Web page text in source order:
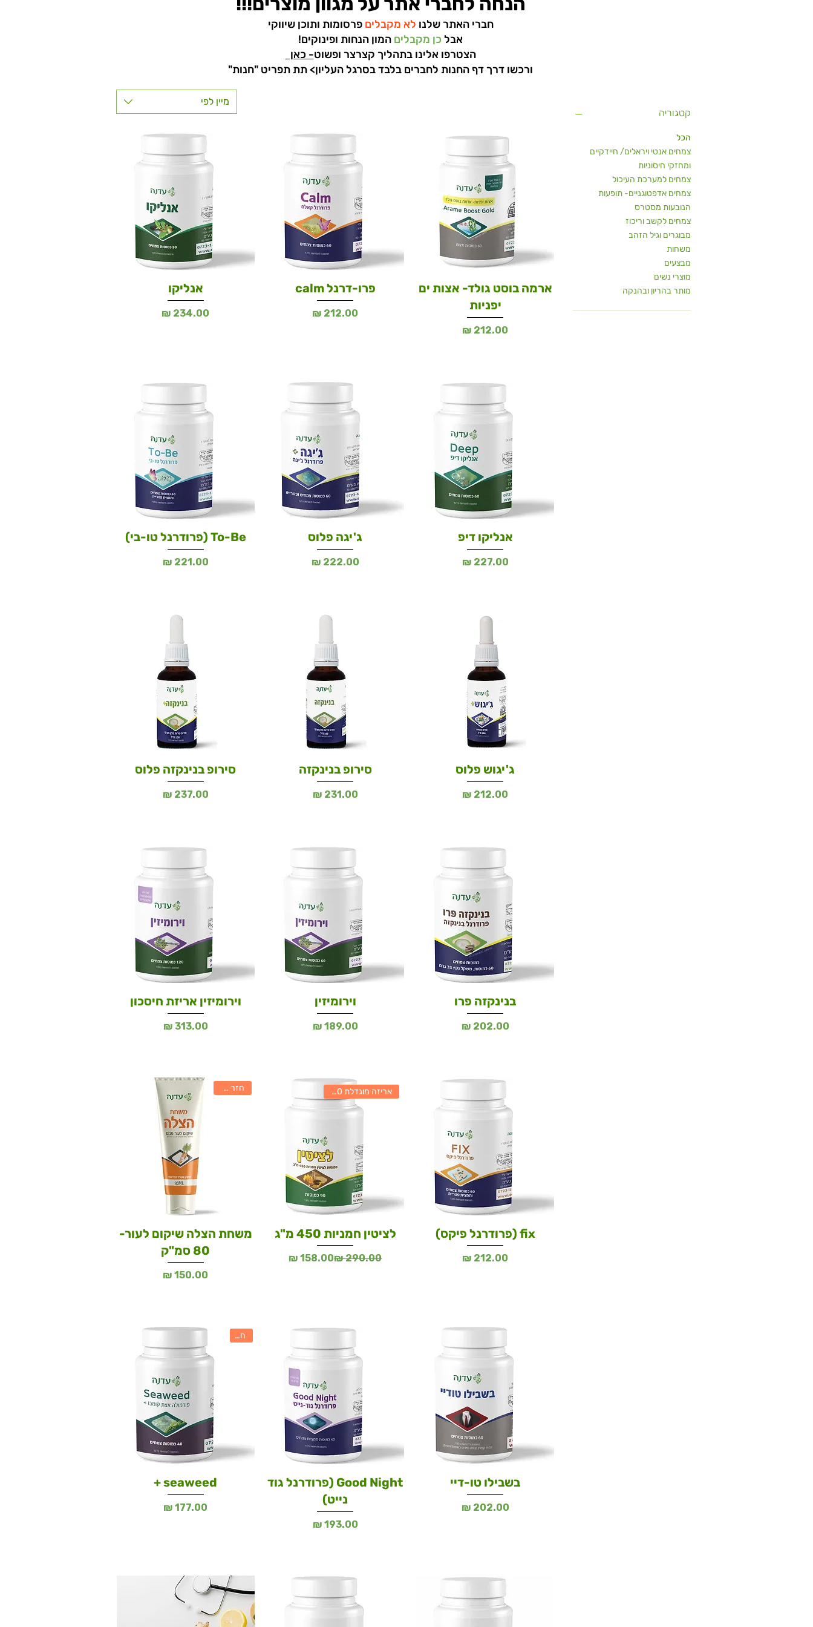
חברי האתר שלנו לא מקבלים פרסומות ותוכן שיווקי
אבל כן מקבלים המון הנחות ופינוקים!
הצטרפו אלינו בתהליך קצרצר ופשוט- כאן
ורכשו דרך דף החנות לחברים בלבד בסרגל העליון> תת תפריט "חנות"
קטגוריה
הכל
צמחים אנטי ויראלים/ חיידקיים
ומחזקי חיסוניות
צמחים למערכת העיכול
צמחים אדפטוגניים- תופעות
הנובעות מסטרס
צמחים לקשב וריכוז
מבוגרים וגיל הזהב
משחות
מבצעים
מוצרי נשים
מותר בהריון ובהנקה
מיין לפי
ארמה בוסט גולד- אצות ים
יפניות
מחיר
פרו-דרנל calm
מחיר
אנליקו
מחיר
אנליקו דיפ
מחיר
ג'יגה פלוס
מחיר
To-Be (פרודרנל טו-בי)
מחיר
ג'יגוש פלוס
מחיר
סירופ בנינקזה
מחיר
סירופ בנינקזה פלוס
מחיר
בנינקזה פרו
מחיר
וירומיזין
מחיר
וירומיזין אריזת חיסכון
מחיר
fix (פרודרנל פיקס)
מחיר
אריזה מוגדלת 90 כמוסות
לציטין חמניות 450 מ"ג
מחיר רגיל ‏290.00 ‏₪ מחיר מבצע
‏158.00 ‏₪
חזר למלאי
משחת הצלה שיקום לעור-
80 סמ"ק
מחיר
בשבילו טו-דיי
מחיר
Good Night (פרודרנל גוד
נייט)
מחיר
חדש
seaweed +
מחיר